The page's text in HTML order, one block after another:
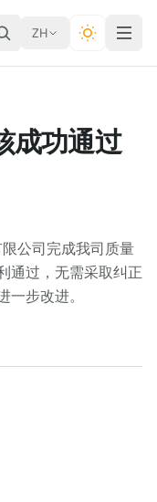
ZH
成功通过
限公司完成我司质量
通过，无需采取纠正
步改进。